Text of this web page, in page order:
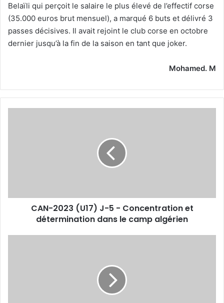
Belaïli qui perçoit le salaire le plus élevé de l’effectif corse
(35.000 euros brut mensuel), a marqué 6 buts et délivré 3
passes décisives. Il avait rejoint le club corse en octobre
dernier jusqu’à la fin de la saison en tant que joker.
Mohamed. M
détermination
CAN-2023 (U17) J-5 - Concentration et
détermination dans le camp algérien